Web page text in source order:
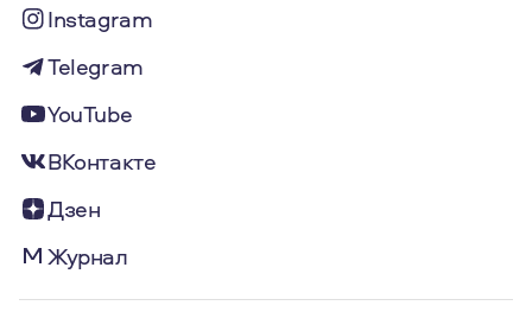
Instagram
Telegram
YouTube
ВКонтакте
Дзен
Журнал